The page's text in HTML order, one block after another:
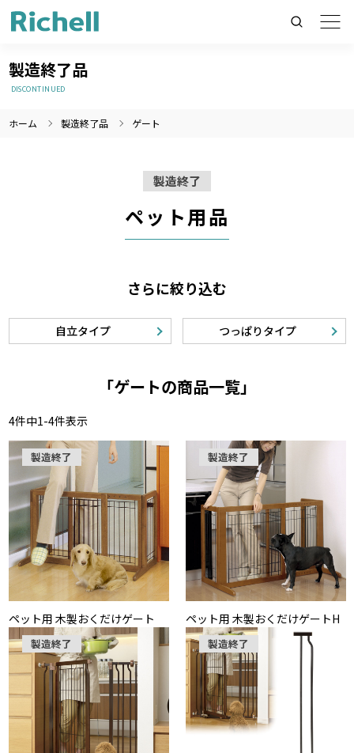
製品情報のみを検索
製造終了品
DISCONTINUED
ホーム 製造終了品 ゲート
製造終了
ペット用品
さらに絞り込む
自立タイプ つっぱりタイプ
「ゲートの商品一覧」
4件中1-4件表示
製造終了
ペット用 木製おくだけゲート
製造終了
ペット用 木製おくだけゲートH
製造終了 製造終了